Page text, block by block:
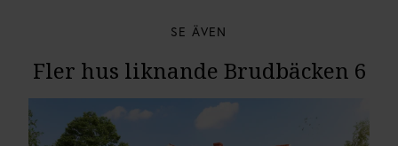
SE ÄVEN
Fler hus liknande Brudbäcken 6